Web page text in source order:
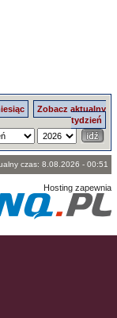
Zobacz aktualny
tydzień
czas: 8.08.2026 - 00:51
Hosting zapewnia